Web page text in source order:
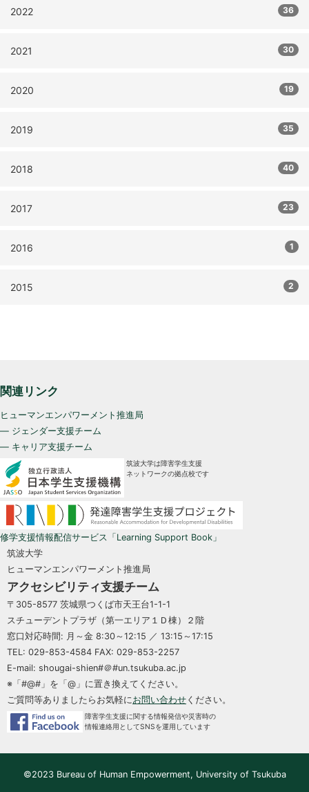
2022 36
2021 30
2020 19
2019 35
2018 40
2017 23
2016 1
2015 2
関連リンク
ヒューマンエンパワーメント推進局
— ジェンダー支援チーム
— キャリア支援チーム
筑波大学は障害学生支援
ネットワークの拠点校です
修学支援情報配信サービス「Learning Support Book」
筑波大学
ヒューマンエンパワーメント推進局
アクセシビリティ支援チーム
〒305-8577 茨城県つくば市天王台1-1-1
スチューデントプラザ（第一エリア１Ｄ棟）２階
窓口対応時間: 月～金 8:30～12:15 ／ 13:15～17:15
TEL: 029-853-4584 FAX: 029-853-2257
E-mail: shougai-shien#＠#un.tsukuba.ac.jp
※「#@#」を「@」に置き換えてください。
ご質問等ありましたらお気軽に お問い合わせ ください。
障害学生支援に関する情報発信や災害時の
情報連絡用としてSNSを運用しています
©2023 Bureau of Human Empowerment, University of Tsukuba